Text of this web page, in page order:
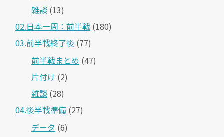
雑談 (13)
02.日本一周：前半戦 (180)
03.前半戦終了後 (77)
前半戦まとめ (47)
片付け (2)
雑談 (28)
04.後半戦準備 (27)
データ (6)